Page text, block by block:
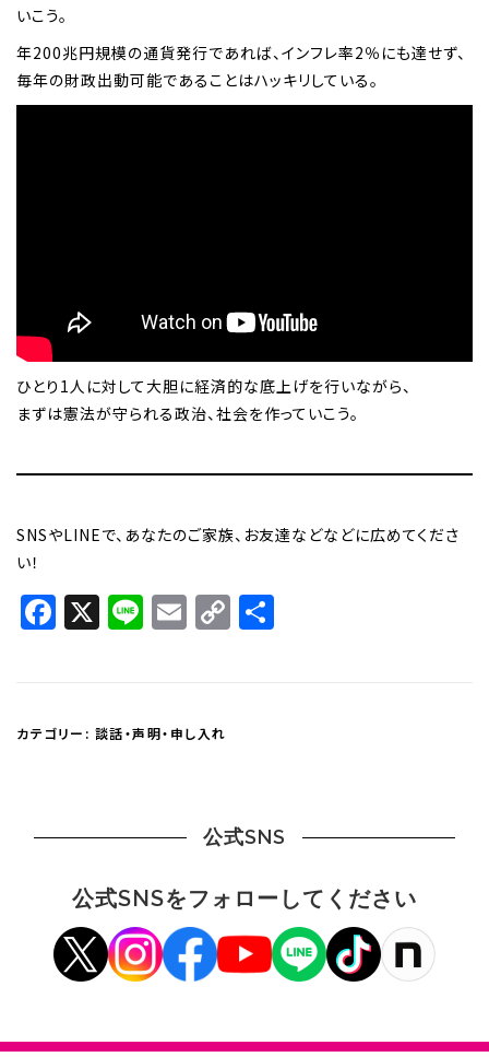
いこう。
年200兆円規模の通貨発行であれば、インフレ率2％にも達せず、
毎年の財政出動可能であることはハッキリしている。
ひとり1人に対して大胆に経済的な底上げを行いながら、
まずは憲法が守られる政治、社会を作っていこう。
SNSやLINEで、あなたのご家族、お友達などなどに広めてくださ
い！
Facebook
X LineEmail
Copy
Link
カテゴリー: 談話・声明・申し入れ
公式SNS
公式SNSをフォローしてください